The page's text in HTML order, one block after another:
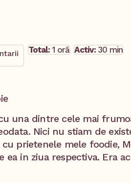
Total: 1 oră Activ: 30 min
una dintre cele mai
Nici nu stiam de
prietenele mele foodie,
ea in ziua respectiva. Era